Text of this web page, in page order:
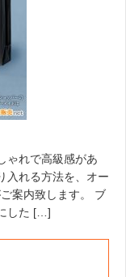
ゃれで高級感があ
入れる方法を、オー
案内致します。 ブ
した […]